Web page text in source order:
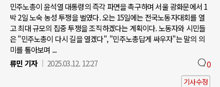
민주노총이 윤석열 대통령의 즉각 파면을 촉구하며 서울 광화문에서 1
박 2일 노숙 농성 투쟁을 벌였다. 오는 15일에는 전국노동자대회를 열
고 최대 규모의 집중 투쟁을 조직하겠다는 계획이다. 노동자와 시민들
은 "민주노총이 다시 길을 열겠다", "민주노총답게 싸우자"는 말의 의
미를 톺아보며 ...
류민 기자
2025.03.12. 12:27 0
기사수정